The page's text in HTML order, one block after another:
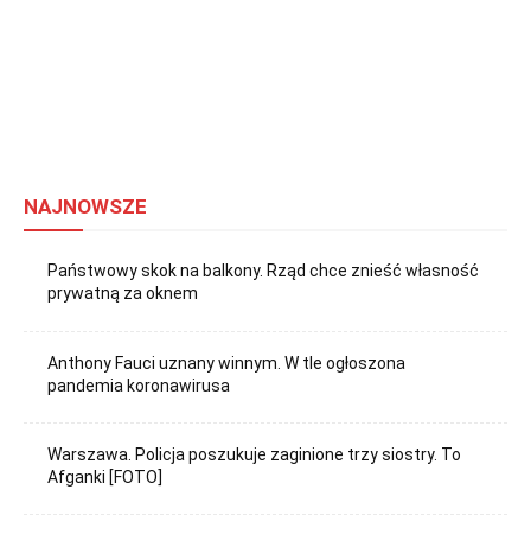
NAJNOWSZE
Państwowy skok na balkony. Rząd chce znieść własność
prywatną za oknem
Anthony Fauci uznany winnym. W tle ogłoszona
pandemia koronawirusa
Warszawa. Policja poszukuje zaginione trzy siostry. To
Afganki [FOTO]